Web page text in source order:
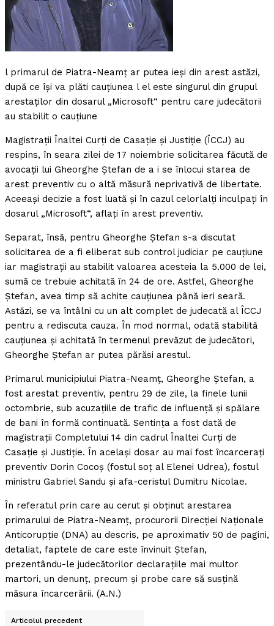
l primarul de Piatra-Neamţ ar putea ieşi din arest astăzi,
după ce îşi va plăti cauţiunea l el este singurul din grupul
arestaţilor din dosarul „Microsoft“ pentru care judecătorii
au stabilit o cauţiune
Magistraţii Înaltei Curţi de Casaţie şi Justiţie (ÎCCJ) au
respins, în seara zilei de 17 noiembrie solicitarea făcută de
avocaţii lui Gheorghe Ştefan de a i se înlocui starea de
arest preventiv cu o altă măsură neprivativă de libertate.
Aceeaşi decizie a fost luată şi în cazul celorlalţi inculpaţi în
dosarul „Microsoft“, aflaţi în arest preventiv.
Separat, însă, pentru Gheorghe Ştefan s-a discutat
solicitarea de a fi eliberat sub control judiciar pe cauţiune
iar magistraţii au stabilit valoarea acesteia la 5.000 de lei,
sumă ce trebuie achitată în 24 de ore. Astfel, Gheorghe
Ştefan, avea timp să achite cauţiunea până ieri seară.
Astăzi, se va întâlni cu un alt complet de judecată al ÎCCJ
pentru a rediscuta cauza. În mod normal, odată stabilită
cauţiunea şi achitată în termenul prevăzut de judecători,
Gheorghe Ştefan ar putea părăsi arestul.
Primarul municipiului Piatra-Neamţ, Gheorghe Ştefan, a
fost arestat preventiv, pentru 29 de zile, la finele lunii
octombrie, sub acuzaţiile de trafic de influenţă şi spălare
de bani în formă continuată. Sentinţa a fost dată de
magistraţii Completului 14 din cadrul Înaltei Curţi de
Casaţie şi Justiţie. În acelaşi dosar au mai fost încarceraţi
preventiv Dorin Cocoş (fostul soţ al Elenei Udrea), fostul
ministru Gabriel Sandu şi afa-ceristul Dumitru Nicolae.
În referatul prin care au cerut şi obţinut arestarea
primarului de Piatra-Neamţ, procurorii Direcţiei Naţionale
Anticorupţie (DNA) au descris, pe aproximativ 50 de pagini,
detaliat, faptele de care este învinuit Ştefan,
prezentându-le judecătorilor declaraţiile mai multor
martori, un denunţ, precum şi probe care să susţină
măsura încarcerării. (A.N.)
Articolul precedent